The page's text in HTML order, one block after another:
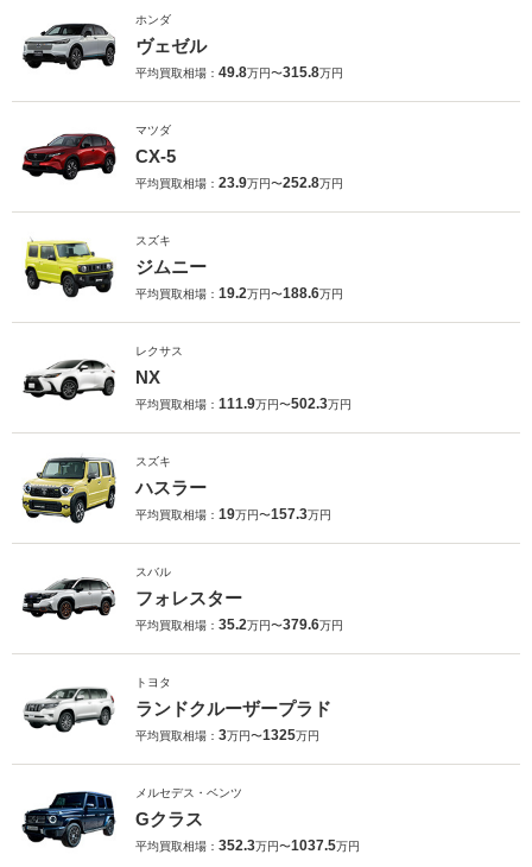
ホンダ
ヴェゼル
平均買取相場： 49.8万円〜315.8万円
マツダ
CX-5
平均買取相場： 23.9万円〜252.8万円
スズキ
ジムニー
平均買取相場： 19.2万円〜188.6万円
レクサス
NX
平均買取相場： 111.9万円〜502.3万円
スズキ
ハスラー
平均買取相場： 19万円〜157.3万円
スバル
フォレスター
平均買取相場： 35.2万円〜379.6万円
トヨタ
ランドクルーザープラド
平均買取相場： 3万円〜1325万円
メルセデス・ベンツ
Gクラス
平均買取相場： 352.3万円〜1037.5万円